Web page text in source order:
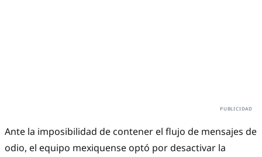
Ante la imposibilidad de contener el flujo de mensajes de
odio, el equipo mexiquense optó por desactivar la